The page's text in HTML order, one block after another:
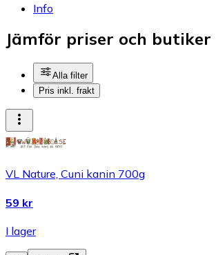
Info
Jämför priser och butiker
Alla filter
Pris inkl. frakt
VL Nature, Cuni kanin 700g
59 kr
I lager